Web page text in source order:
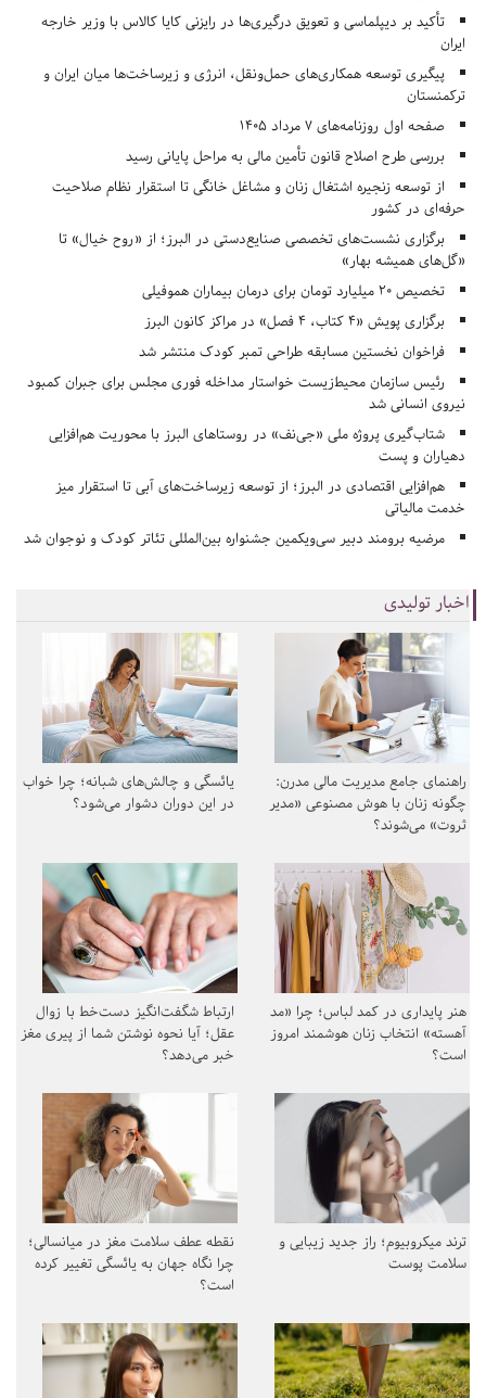
تأکید بر دیپلماسی و تعویق درگیری‌ها در رایزنی کایا کالاس با وزیر خارجه
ایران
پیگیری توسعه همکاری‌های حمل‌ونقل، انرژی و زیرساخت‌ها میان ایران و
ترکمنستان
صفحه اول روزنامه‌های 7 مرداد 1405
بررسی طرح اصلاح قانون تأمین مالی به مراحل پایانی رسید
از توسعه زنجیره اشتغال زنان و مشاغل خانگی تا استقرار نظام صلاحیت
حرفه‌ای در کشور
برگزاری نشست‌های تخصصی صنایع‌دستی در البرز؛ از «روح خیال» تا
«گل‌های همیشه بهار»
تخصیص ۲۰ میلیارد تومان برای درمان بیماران هموفیلی
برگزاری پویش «۴ کتاب، ۴ فصل» در مراکز کانون البرز
فراخوان نخستین مسابقه طراحی تمبر کودک منتشر شد
رئیس سازمان محیط‌زیست خواستار مداخله فوری مجلس برای جبران کمبود
نیروی انسانی شد
شتاب‌گیری پروژه ملی «جی‌نف» در روستاهای البرز با محوریت هم‌افزایی
دهیاران و پست
هم‌افزایی اقتصادی در البرز؛ از توسعه زیرساخت‌های آبی تا استقرار میز
خدمت مالیاتی
مرضیه برومند دبیر سی‌ویکمین جشنواره بین‌المللی تئاتر کودک و نوجوان شد
اخبار تولیدی
راهنمای جامع مدیریت مالی مدرن:
چگونه زنان با هوش مصنوعی «مدیر
ثروت» می‌شوند؟
یائسگی و چالش‌های شبانه؛ چرا خواب
در این دوران دشوار می‌شود؟
هنر پایداری در کمد لباس؛ چرا «مد
آهسته» انتخاب زنان هوشمند امروز
است؟
ارتباط شگفت‌انگیز دست‌خط با زوال
عقل؛ آیا نحوه نوشتن شما از پیری مغز
خبر می‌دهد؟
ترند میکروبیوم؛ راز جدید زیبایی و
سلامت پوست
نقطه عطف سلامت مغز در میانسالی؛
چرا نگاه جهان به یائسگی تغییر کرده
است؟